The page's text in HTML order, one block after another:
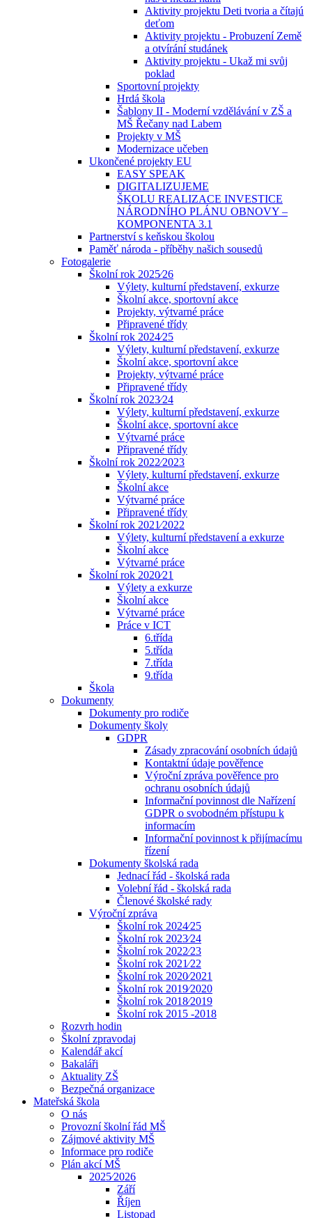
Aktivity projektu Deti tvoria a čítajú
deťom
Aktivity projektu - Probuzení Země
a otvírání studánek
Aktivity projektu - Ukaž mi svůj
poklad
Sportovní projekty
Hrdá škola
Šablony II - Moderní vzdělávání v ZŠ a
MŠ Řečany nad Labem
Projekty v MŠ
Modernizace učeben
Ukončené projekty EU
EASY SPEAK
DIGITALIZUJEME
ŠKOLU REALIZACE INVESTICE
NÁRODNÍHO PLÁNU OBNOVY –
KOMPONENTA 3.1
Partnerství s keňskou školou
Paměť národa - příběhy našich sousedů
Fotogalerie
Školní rok 2025⁄26
Výlety, kulturní představení, exkurze
Školní akce, sportovní akce
Projekty, výtvarné práce
Připravené třídy
Školní rok 2024⁄25
Výlety, kulturní představení, exkurze
Školní akce, sportovní akce
Projekty, výtvarné práce
Připravené třídy
Školní rok 2023⁄24
Výlety, kulturní představení, exkurze
Školní akce, sportovní akce
Výtvarné práce
Připravené třídy
Školní rok 2022⁄2023
Výlety, kulturní představení, exkurze
Školní akce
Výtvarné práce
Připravené třídy
Školní rok 2021⁄2022
Výlety, kulturní představení a exkurze
Školní akce
Výtvarné práce
Školní rok 2020⁄21
Výlety a exkurze
Školní akce
Výtvarné práce
Práce v ICT
6.třída
5.třída
7.třída
9.třída
Škola
Dokumenty
Dokumenty pro rodiče
Dokumenty školy
GDPR
Zásady zpracování osobních údajů
Kontaktní údaje pověřence
Výroční zpráva pověřence pro
ochranu osobních údajů
Informační povinnost dle Nařízení
GDPR o svobodném přístupu k
informacím
Informační povinnost k přijímacímu
řízení
Dokumenty školská rada
Jednací řád - školská rada
Volební řád - školská rada
Členové školské rady
Výroční zpráva
Školní rok 2024⁄25
Školní rok 2023⁄24
Školní rok 2022⁄23
Školní rok 2021⁄22
Školní rok 2020⁄2021
Školní rok 2019⁄2020
Školní rok 2018⁄2019
Školní rok 2015 -2018
Rozvrh hodin
Školní zpravodaj
Kalendář akcí
Bakaláři
Aktuality ZŠ
Bezpečná organizace
Mateřská škola
O nás
Provozní školní řád MŠ
Zájmové aktivity MŠ
Informace pro rodiče
Plán akcí MŠ
2025⁄2026
Září
Říjen
Listopad